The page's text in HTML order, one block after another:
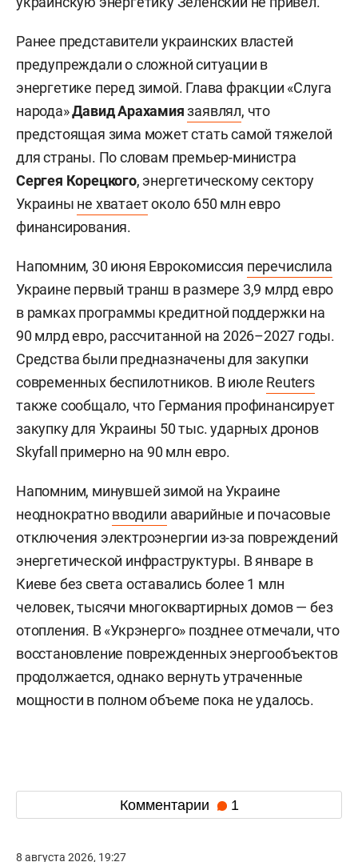
Ранее представители украинских властей
предупреждали о сложной ситуации в
энергетике перед зимой. Глава фракции «Слуга
народа»Давид Арахамия заявлял, что
предстоящая зима может стать самой тяжелой
для страны. По словам премьер-министра
Сергея Корецкого, энергетическому сектору
Украины не хватаетоколо 650 млн евро
финансирования.
Напомним, 30 июня Еврокомиссия перечислила
Украине первый транш в размере 3,9 млрд евро
в рамках программы кредитной поддержки на
90 млрд евро, рассчитанной на 2026–2027 годы.
Средства были предназначены для закупки
современных беспилотников. В июле Reuters
также сообщало, что Германия профинансирует
закупку для Украины 50 тыс. ударных дронов
Skyfall примерно на 90 млн евро.
Напомним, минувшей зимой на Украине
неоднократновводили аварийные и почасовые
отключения электроэнергии из-за повреждений
энергетической инфраструктуры. В январе в
Киеве без света оставались более 1 млн
человек, тысячи многоквартирных домов — без
отопления. В «Укрэнерго» позднее отмечали, что
восстановление поврежденных энергообъектов
продолжается, однако вернуть утраченные
мощности в полном объеме пока не удалось.
Комментарии 1
8 августа 2026, 19:27